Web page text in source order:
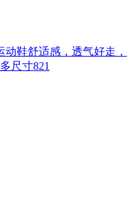
鞋舒适感，透气好走，
尺寸821